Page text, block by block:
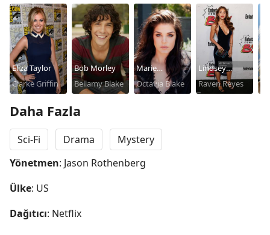
Eliza Taylor
Clarke Griffin
Bob Morley
Bellamy Blake
Marie
Avgeropoulos
Octavia Blake
Lindsey
Morgan
Raven Reyes
Daha Fazla
Sci-Fi Drama
Mystery
Yönetmen: Jason Rothenberg
Ülke: US
Dağıtıcı: Netflix